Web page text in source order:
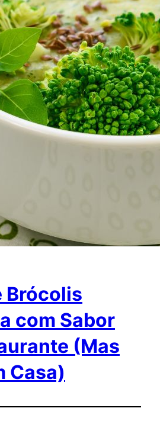
Brócolis
com Sabor
(Mas
Casa)